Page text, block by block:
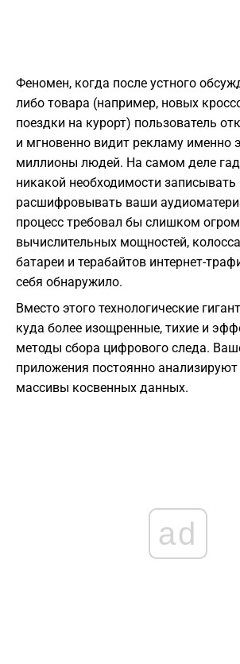
Феномен, когда после устного
либо товара (например, новых
поездки на курорт) пользователь
и мгновенно видит рекламу именно
миллионы людей. На самом деле
никакой необходимости записывать
расшифровывать ваши
процесс требовал бы слишком
вычислительных мощностей,
батареи и терабайтов интернет-
себя обнаружило.
Вместо этого технологические
куда более изощренные, тихие и
методы сбора цифрового следа.
приложения постоянно
массивы косвенных данных.
ad